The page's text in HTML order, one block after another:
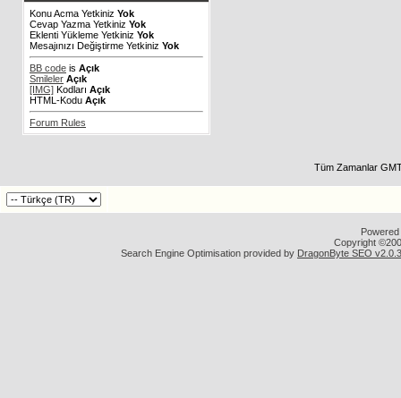
Konu Acma Yetkiniz Yok
Cevap Yazma Yetkiniz Yok
Eklenti Yükleme Yetkiniz Yok
Mesajınızı Değiştirme Yetkiniz Yok
BB code is Açık
Smileler Açık
[IMG] Kodları Açık
HTML-Kodu Açık
Forum Rules
Tüm Zamanlar
Copyright
Search Engine Optimisation provided by DragonByte SEO